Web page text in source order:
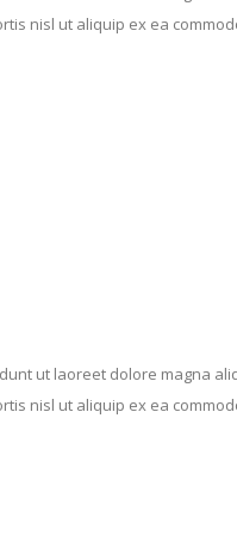
nisl ut aliquip ex ea
ut laoreet dolore magna
nisl ut aliquip ex ea